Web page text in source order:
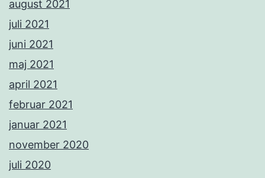
august 2021
juli 2021
juni 2021
maj 2021
april 2021
februar 2021
januar 2021
november 2020
juli 2020